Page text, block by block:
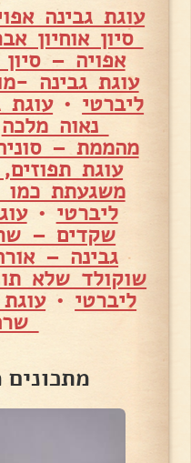
עוגת גבינה
סיון אוחיון
אפויה – סיון
עוגת גבינה -
ליברטי •עוגת
נאוה מלכה
מהממת –
עוגת
משגעתת כמו
ליברטי •
שקדים –
גבינה –
שוקולד שלא
ליברטי •